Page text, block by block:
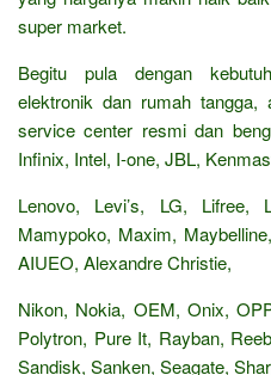
super market.
Begitu pula dengan
elektronik dan rumah
service center resmi dan
Infinix, Intel, I-one, JBL,
Lenovo, Levi’s, LG, Lifree,
Mamypoko, Maxim,
AIUEO, Alexandre Christie,
Nikon, Nokia, OEM, Onix,
Polytron, Pure It, Rayban,
Sandisk, Sanken, Seagate,